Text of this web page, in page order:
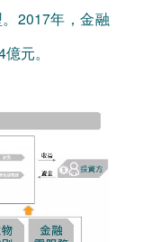
2017年，金融
元。